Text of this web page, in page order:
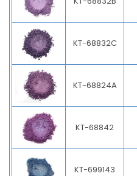
KT-68832C
KT-68824A
KT-68842
KT-699143